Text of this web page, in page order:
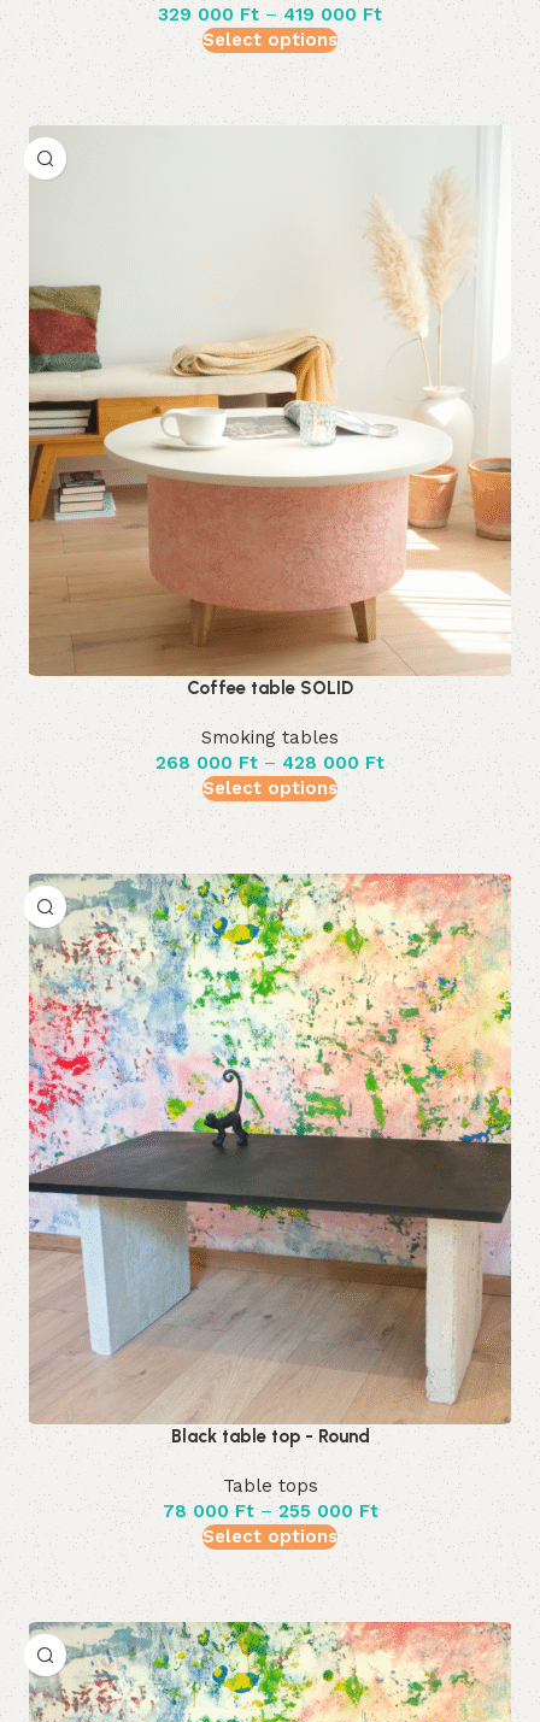
329 000 Ft – 419 000Ft
Select options
Coffee table SOLID
Smoking tables
268 000 Ft – 428 000 Ft
Select options
Black table top - Round
Table tops
78 000Ft – 255 000 Ft
Select options